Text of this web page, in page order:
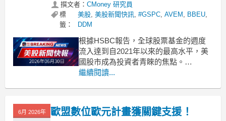
撰文者： CMoney 研究員
標
籤：
美股,美股新聞快訊,#GSPC,AVEM , BBEU,
DDM
根據HSBC報告，全球股票基金的週度
流入達到自2021年以來的最高水平，美
國股市成為投資者青睞的焦點。
.badgeprice-container {
gap: 1rem !important;
繼續閱讀...
6月 2026年
歐盟數位歐元計畫獲關鍵支援！